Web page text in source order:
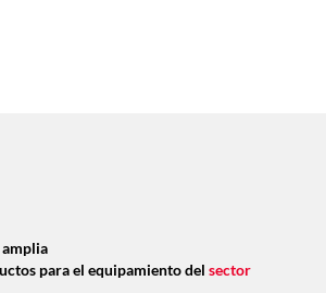
para el equipamiento del sector